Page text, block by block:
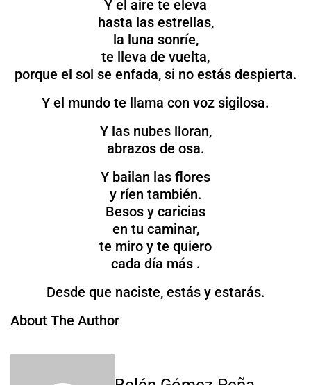
Y el aire te eleva
hasta las estrellas,
la luna sonríe,
te lleva de vuelta,
porque el sol se enfada, si no estás despierta.
Y el mundo te llama con voz sigilosa.
Y las nubes lloran,
abrazos de osa.
Y bailan las flores
y ríen también.
Besos y caricias
en tu caminar,
te miro y te quiero
cada día más .
Desde que naciste, estás y estarás.
About The Author